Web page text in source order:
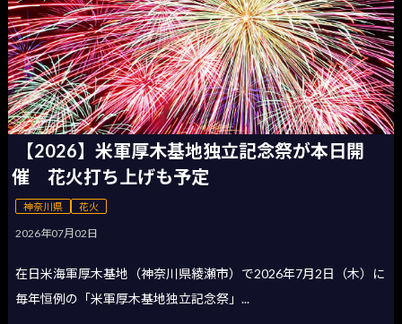
【2026】米軍厚木基地独立記念祭が本日開
催 花火打ち上げも予定
神奈川県 花火
2026年07月02日
在日米海軍厚木基地（神奈川県綾瀬市）で2026年7月2日（木）に
毎年恒例の「米軍厚木基地独立記念祭」...